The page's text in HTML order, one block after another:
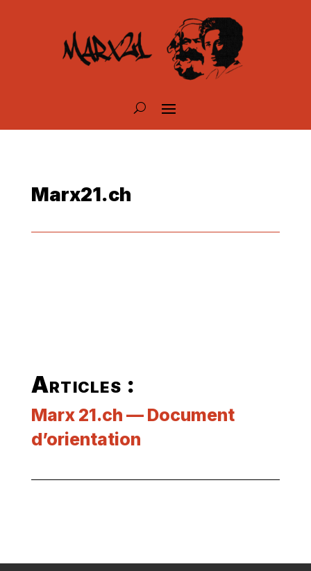
Marx21.ch
Articles :
Marx 21.ch — Document
d’orientation